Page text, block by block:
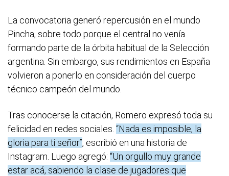
La convocatoria generó repercusión en el mundo
Pincha, sobre todo porque el central no venía
formando parte de la órbita habitual de la Selección
argentina. Sin embargo, sus rendimientos en España
volvieron a ponerlo en consideración del cuerpo
técnico campeón del mundo.
Tras conocerse la citación, Romero expresó toda su
felicidad en redes sociales. “Nada es imposible, la
gloria para ti señor”, escribió en una historia de
Instagram. Luego agregó: “Un orgullo muy grande
estar acá, sabiendo la clase de jugadores que